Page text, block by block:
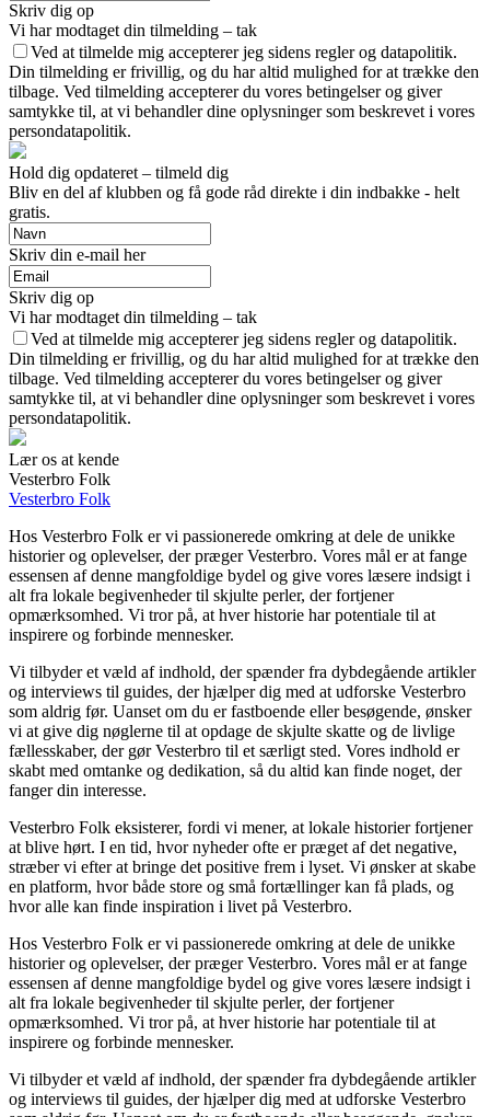
Skriv dig op
Vi har modtaget din tilmelding – tak
Ved at tilmelde mig accepterer jeg sidens regler og datapolitik.
Din tilmelding er frivillig, og du har altid mulighed for at trække den
tilbage. Ved tilmelding accepterer du vores betingelser og giver
samtykke til, at vi behandler dine oplysninger som beskrevet i vores
persondatapolitik.
Hold dig opdateret – tilmeld dig
Bliv en del af klubben og få gode råd direkte i din indbakke - helt
gratis.
Skriv din e-mail her
Skriv dig op
Vi har modtaget din tilmelding – tak
Ved at tilmelde mig accepterer jeg sidens regler og datapolitik.
Din tilmelding er frivillig, og du har altid mulighed for at trække den
tilbage. Ved tilmelding accepterer du vores betingelser og giver
samtykke til, at vi behandler dine oplysninger som beskrevet i vores
persondatapolitik.
Lær os at kende
Vesterbro Folk
Vesterbro Folk
Hos Vesterbro Folk er vi passionerede omkring at dele de unikke
historier og oplevelser, der præger Vesterbro. Vores mål er at fange
essensen af denne mangfoldige bydel og give vores læsere indsigt i
alt fra lokale begivenheder til skjulte perler, der fortjener
opmærksomhed. Vi tror på, at hver historie har potentiale til at
inspirere og forbinde mennesker.
Vi tilbyder et væld af indhold, der spænder fra dybdegående artikler
og interviews til guides, der hjælper dig med at udforske Vesterbro
som aldrig før. Uanset om du er fastboende eller besøgende, ønsker
vi at give dig nøglerne til at opdage de skjulte skatte og de livlige
fællesskaber, der gør Vesterbro til et særligt sted. Vores indhold er
skabt med omtanke og dedikation, så du altid kan finde noget, der
fanger din interesse.
Vesterbro Folk eksisterer, fordi vi mener, at lokale historier fortjener
at blive hørt. I en tid, hvor nyheder ofte er præget af det negative,
stræber vi efter at bringe det positive frem i lyset. Vi ønsker at skabe
en platform, hvor både store og små fortællinger kan få plads, og
hvor alle kan finde inspiration i livet på Vesterbro.
Hos Vesterbro Folk er vi passionerede omkring at dele de unikke
historier og oplevelser, der præger Vesterbro. Vores mål er at fange
essensen af denne mangfoldige bydel og give vores læsere indsigt i
alt fra lokale begivenheder til skjulte perler, der fortjener
opmærksomhed. Vi tror på, at hver historie har potentiale til at
inspirere og forbinde mennesker.
Vi tilbyder et væld af indhold, der spænder fra dybdegående artikler
og interviews til guides, der hjælper dig med at udforske Vesterbro